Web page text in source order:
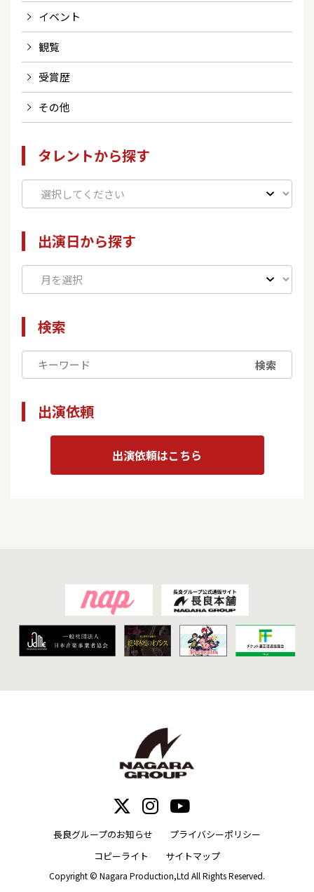
イベント
観覧
受賞歴
その他
タレントから探す
出演日から探す
検索
検索
出演依頼
出演依頼はこちら
長良グループのお知らせ
プライバシーポリシー
コピーライト
サイトマップ
Copyright © Nagara Production,Ltd All Rights Reserved.